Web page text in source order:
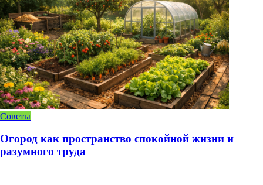
Советы
Огород как пространство спокойной жизни и
разумного труда